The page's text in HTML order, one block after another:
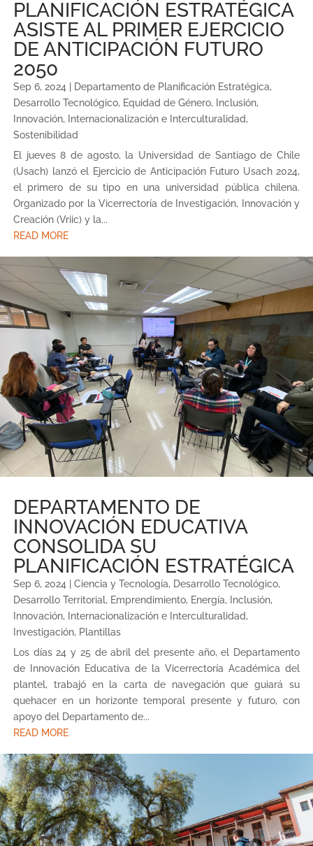
PLANIFICACIÓN ESTRATÉGICA
ASISTE AL PRIMER EJERCICIO
DE ANTICIPACIÓN FUTURO
2050
Sep 6, 2024 Departamento de Planificación Estratégica,
Desarrollo Tecnológico, Equidad de Género, Inclusión,
Innovación, Internacionalización e Interculturalidad,
Sostenibilidad
El jueves 8 de agosto, la Universidad de Santiago de Chile
(Usach) lanzó el Ejercicio de Anticipación Futuro Usach 2024,
el primero de su tipo en una universidad pública chilena.
Organizado por la Vicerrectoría de Investigación, Innovación y
Creación (Vriic) y la...
READ MORE
DEPARTAMENTO DE
INNOVACIÓN EDUCATIVA
CONSOLIDA SU
PLANIFICACIÓN ESTRATÉGICA
Sep 6, 2024 Ciencia y Tecnología, Desarrollo Tecnológico,
Desarrollo Territorial, Emprendimiento, Energía, Inclusión,
Innovación, Internacionalización e Interculturalidad,
Investigación, Plantillas
Los días 24 y 25 de abril del presente año, el Departamento
de Innovación Educativa de la Vicerrectoría Académica del
plantel, trabajó en la carta de navegación que guiará su
quehacer en un horizonte temporal presente y futuro, con
apoyo del Departamento de...
READ MORE